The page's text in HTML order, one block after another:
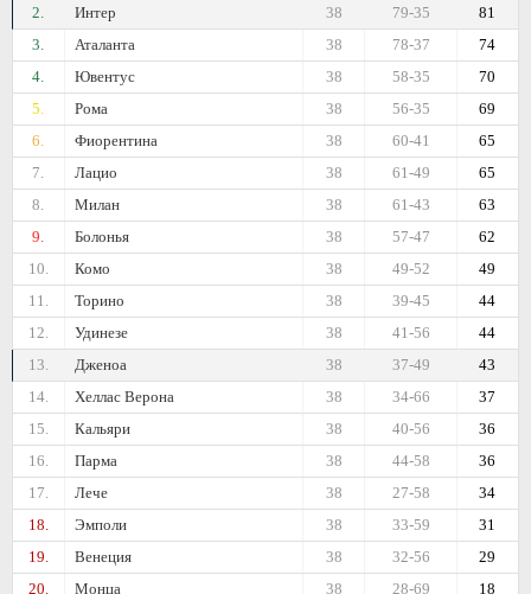
2. Интер 81
79-35
38
3.
Аталанта 74
78-37
38
4.
Ювентус 70
58-35
38
5.
Рома 69
56-35
38
6.
Фиорентина 65
60-41
38
7.
Лацио 65
61-49
38
8.
Милан 63
61-43
38
9.
Болонья 62
57-47
38
10.
Комо 49
49-52
38
11.
Торино 44
39-45
38
12.
Удинезе 44
41-56
38
13.
Дженоа 43
37-49
38
14.
Хеллас Верона 37
34-66
38
15.
Кальяри 36
40-56
38
16.
Парма 36
44-58
38
17.
Лече 34
27-58
38
18.
Эмполи 31
33-59
38
19.
Венеция 29
32-56
38
20.
Монца 18
28-69
38